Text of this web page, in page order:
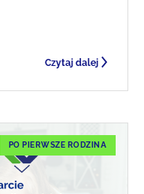
Czytaj dalej
PO PIERWSZE RODZINA